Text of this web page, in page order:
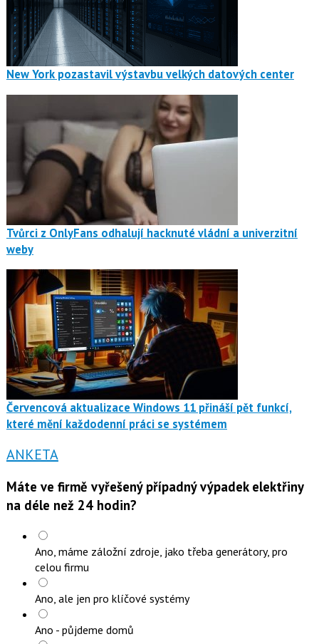
New York pozastavil výstavbu velkých datových center
Tvůrci z OnlyFans odhalují hacknuté vládní a univerzitní
weby
Červencová aktualizace Windows 11 přináší pět funkcí,
které mění každodenní práci se systémem
ANKETA
Máte ve firmě vyřešený případný výpadek elektřiny
na déle než 24 hodin?
Ano, máme záložní zdroje, jako třeba generátory, pro
celou firmu
Ano, ale jen pro klíčové systémy
Ano - půjdeme domů